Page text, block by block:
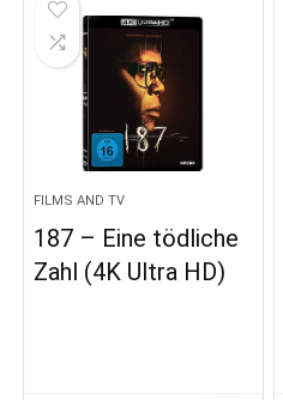
FILMS AND TV
187 – Eine tödliche
Zahl (4K Ultra HD)